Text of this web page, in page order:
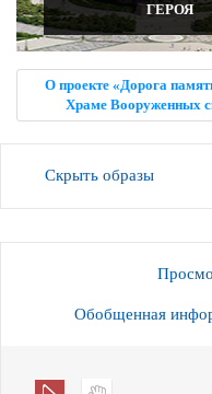
ГЕРОЯ
О проекте «Дорога
Храме Вооруженных
Скрыть образы
Обобщенная